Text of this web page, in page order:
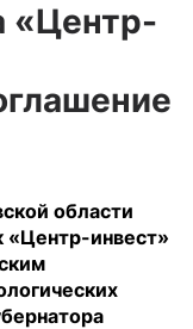
«Центр-
области
«Центр-инвест»